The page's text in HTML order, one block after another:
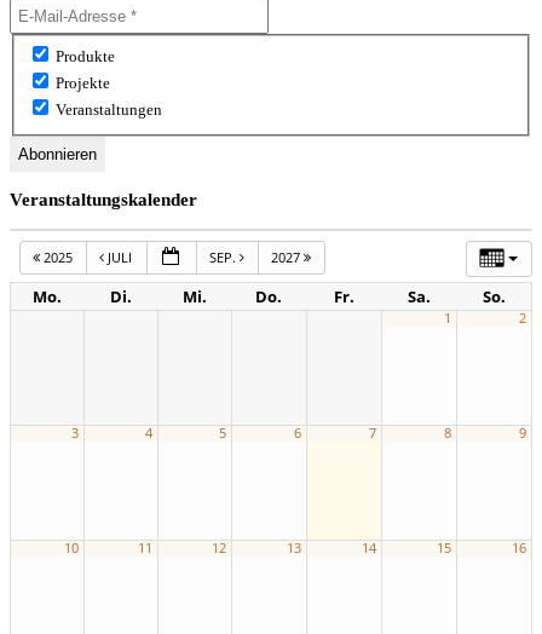
Produkte
Projekte
Veranstaltungen
Veranstaltungskalender
2025 JULI SEP. 2027
Mo. Di. Mi. Do. Fr. Sa. So.
1 2
3 4 5 6 7 8 9
10 11 12 13 14 15 16